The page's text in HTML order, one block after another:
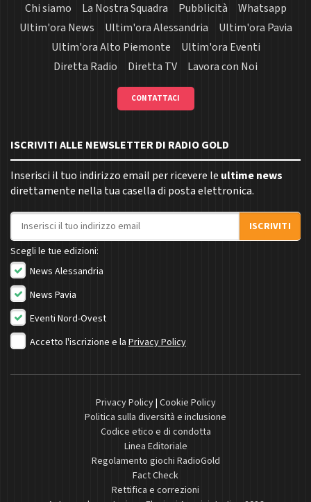
Chi siamo La Nostra Squadra Pubblicità
Whatsapp
Ultim'ora News
Ultim'ora Alessandria
Ultim'ora Pavia
Ultim'ora Alto Piemonte
Ultim'ora Eventi
Diretta Radio
Diretta TV Lavora con Noi
CONTATTACI
ISCRIVITI ALLE NEWSLETTER DI RADIO GOLD
Inserisci il tuo indirizzo email per ricevere le ultime news
direttamente nella tua casella di posta elettronica.
Indirizzo email
ISCRIVITI
Scegli le tue edizioni:
News Alessandria
News Pavia
Eventi Nord-Ovest
Accetto l'iscrizione e la Privacy Policy
Privacy Policy| Cookie Policy
Politica sulla diversità e inclusione
Codice etico e di condotta
Linea Editoriale
Regolamento giochi RadioGold
Fact Check
Rettifica e correzioni